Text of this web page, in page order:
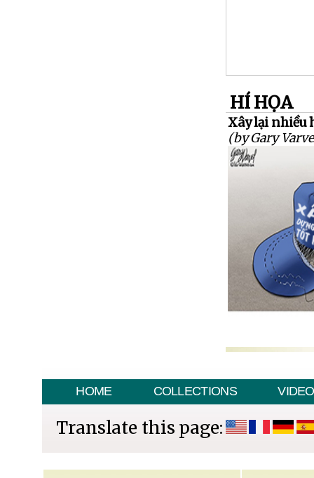
HÍ HỌA
Xây lại nhiều
(by Gary
HOME COLLECTIONS VIDEO
Translate this page: